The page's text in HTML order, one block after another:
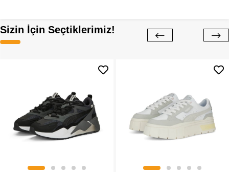
Sizin İçin Seçtiklerimiz!